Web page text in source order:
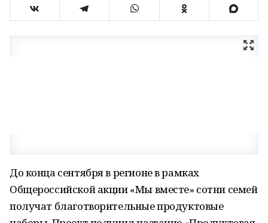
До конца сентября в регионе в рамках
Общероссийской акции «Мы вместе» сотни семей
получат благотворительные продуктовые